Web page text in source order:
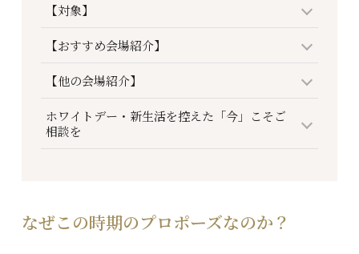
【対象】
【おすすめ会場紹介】
【他の会場紹介】
ホワイトデー・新生活を控えた「今」こそご
相談を
なぜこの時期のプロポーズなのか？